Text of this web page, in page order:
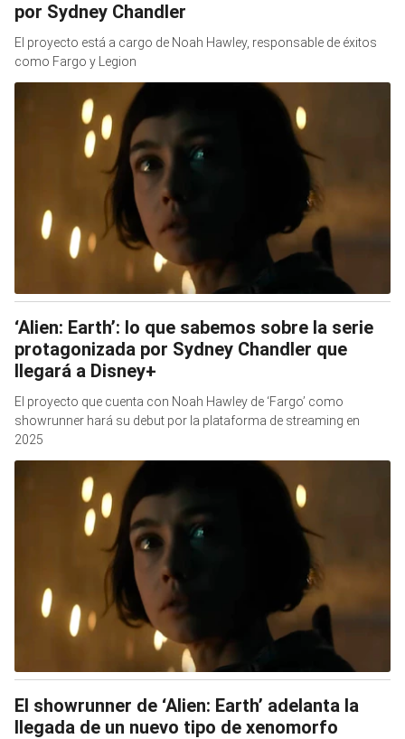
por Sydney Chandler
El proyecto está a cargo de Noah Hawley, responsable de éxitos
como Fargo y Legion
‘Alien: Earth’: lo que sabemos sobre la serie
protagonizada por Sydney Chandler que
llegará a Disney+
El proyecto que cuenta con Noah Hawley de ‘Fargo’ como
showrunner hará su debut por la plataforma de streaming en
2025
El showrunner de ‘Alien: Earth’ adelanta la
llegada de un nuevo tipo de xenomorfo